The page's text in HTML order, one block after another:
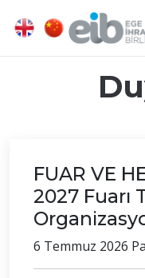
FUAR VE
2027 Fuarı
6 Temmuz 2026